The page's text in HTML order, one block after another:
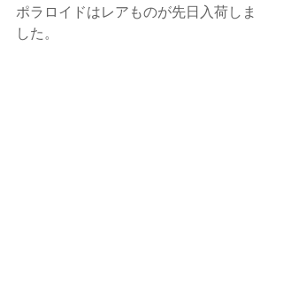
ポラロイドはレアものが先日入荷しま
した。